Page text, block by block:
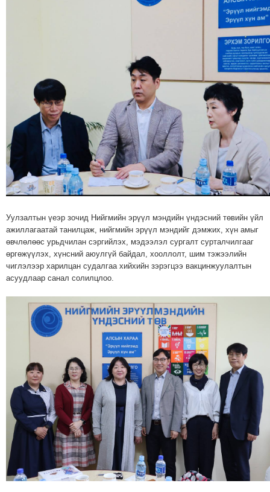
Уулзалтын үеэр зочид Нийгмийн эрүүл мэндийн үндэсний төвийн үйл
ажиллагаатай танилцаж, нийгмийн эрүүл мэндийг дэмжих, хүн амыг
өвчлөлөөс урьдчилан сэргийлэх, мэдээлэл сургалт сурталчилгааг
өргөжүүлэх, хүнсний аюулгүй байдал, хооллолт, шим тэжээлийн
чиглэлээр харилцан судалгаа хийхийн зэрэгцээ вакцинжуулалтын
асуудлаар санал солилцлоо.